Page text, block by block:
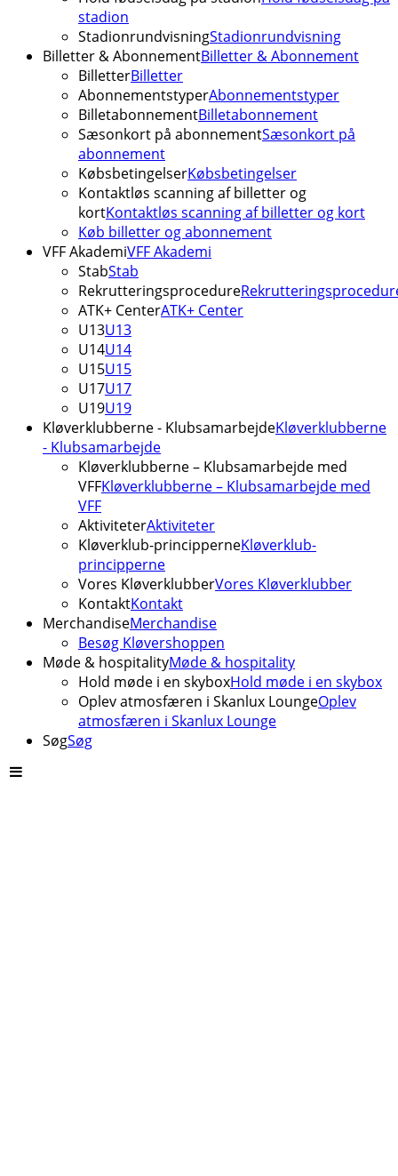
stadion
StadionrundvisningStadionrundvisning
Billetter & AbonnementBilletter & Abonnement
BilletterBilletter
AbonnementstyperAbonnementstyper
BilletabonnementBilletabonnement
Sæsonkort på abonnementSæsonkort på
abonnement
KøbsbetingelserKøbsbetingelser
Kontaktløs scanning af billetter og
kortKontaktløs scanning af billetter og kort
Køb billetter og abonnement
VFF AkademiVFF Akademi
StabStab
Rekrutteringsprocedure
ATK+ CenterATK+ Center
U13U13
U14U14
U15U15
U17U17
U19U19
Kløverklubberne - KlubsamarbejdeKløverklubberne
- Klubsamarbejde
Kløverklubberne – Klubsamarbejde med
VFFKløverklubberne – Klubsamarbejde med
VFF
AktiviteterAktiviteter
Kløverklub-principperneKløverklub-
principperne
Vores KløverklubberVores Kløverklubber
KontaktKontakt
MerchandiseMerchandise
Besøg Kløvershoppen
Møde & hospitalityMøde & hospitality
Hold møde i en skyboxHold møde i en skybox
Oplev atmosfæren i Skanlux LoungeOplev
atmosfæren i Skanlux Lounge
SøgSøg